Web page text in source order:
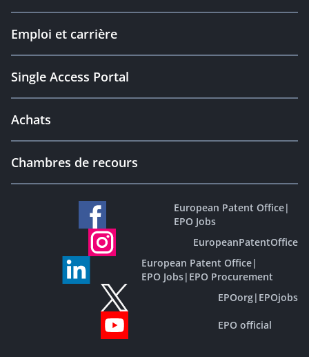
Emploi et carrière
Single Access Portal
Achats
Chambres de recours
European Patent Office|
EPO Jobs
EuropeanPatentOffice
European Patent Office|
EPO Jobs| EPO Procurement
EPOorg| EPOjobs
EPO official